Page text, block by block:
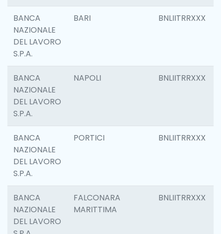
BANCA
NAZIONALE
DEL LAVORO
S.P.A.
BARI BNLIITRRXXX
BANCA
NAZIONALE
DEL LAVORO
S.P.A.
NAPOLI BNLIITRRXXX
BANCA
NAZIONALE
DEL LAVORO
S.P.A.
PORTICI BNLIITRRXXX
BANCA
NAZIONALE
DEL LAVORO
FALCONARA
MARITTIMA
BNLIITRRXXX